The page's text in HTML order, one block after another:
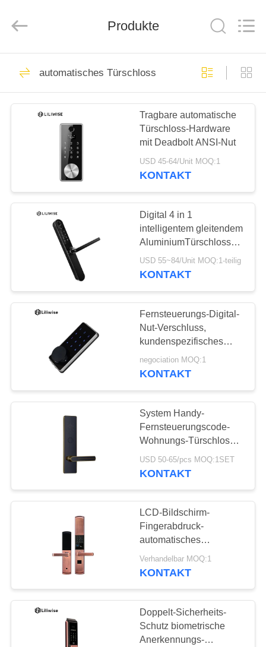
HAUS
PRODUKTE
FABRIK-
AUSFLUG
QUALITÄTSKONTROLLE
TRETEN
SIE
VERBINDUNG
NACHRICHTEN
SITEMAP
DATENSCHUTZ-
BESTIMMUNGEN
Technology
Limited.
Elektronische
Türschlösser
150
Fingerprint
Türschloss
71
Gesichtserkennungs-
Türschloss
25
Kameratürschloss
11
automatisches
Türschloss
Produkte
automatisches Türschloss
Tragbare automatische
Türschloss-Hardware
mit Deadbolt ANSI-Nut
USD 45-64/Unit MOQ:1
KONTAKT
Digital 4 in 1
intelligentem gleitendem
AluminiumTürschloss
mit englischer,
chinesischer Sprache
USD 55~84/Unit MOQ:1-teilig
KONTAKT
Fernsteuerungs-Digital-
Nut-Verschluss,
kundenspezifisches
automatisches
Türschloss für Haus
negociation MOQ:1
KONTAKT
System Handy-
Fernsteuerungscode-
Wohnungs-Türschloss-
Zugangs-Androids/IOS
USD 50-65/pcs MOQ:1SET
KONTAKT
LCD-Bildschirm-
Fingerabdruck-
automatisches
gleitendes Türschloss
mit 3 Farben
Verhandelbar MOQ:1
KONTAKT
Doppelt-Sicherheits-
Schutz biometrische
Anerkennungs-